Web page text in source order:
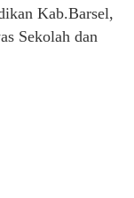
Kab.Barsel,
Sekolah dan